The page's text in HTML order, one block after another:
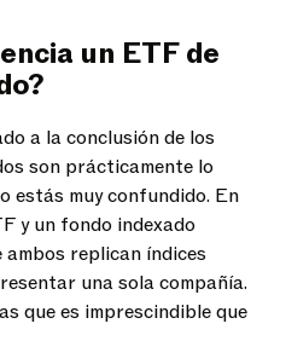
un ETF de
a la conclusión de los
son prácticamente lo
estás muy confundido. En
y un fondo indexado
ambos replican índices
una sola compañía.
que es imprescindible que